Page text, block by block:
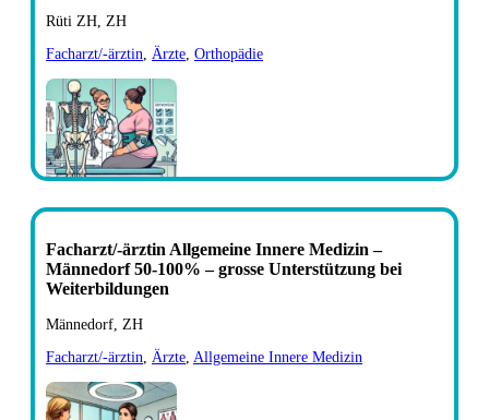
Rüti ZH, ZH
Facharzt/-ärztin
Ärzte Orthopädie
Facharzt/-ärztin Allgemeine Innere Medizin –
Männedorf 50-100% – grosse Unterstützung bei
Weiterbildungen
Männedorf, ZH
Facharzt/-ärztin
Ärzte Allgemeine Innere Medizin